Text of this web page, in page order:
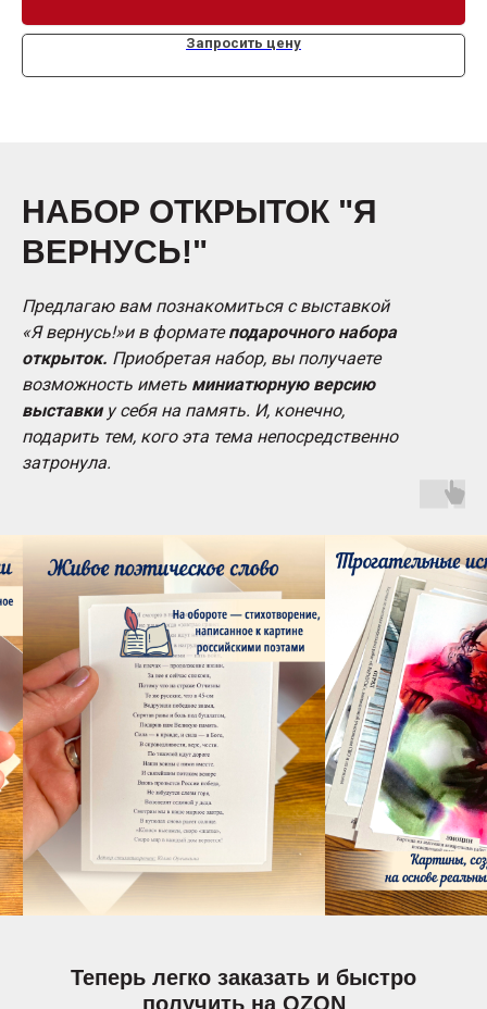
Запросить цену
НАБОР ОТКРЫТОК "Я
ВЕРНУСЬ!"
Предлагаю вам познакомиться с выставкой
«Я вернусь!»и в форматеподарочного набора
открыток. Приобретая набор, вы получаете
возможность иметь миниатюрную версию
выставкиу себя на память. И, конечно,
подарить тем, кого эта тема непосредственно
затронула.
Теперь легко заказать и быстро
получить на OZON